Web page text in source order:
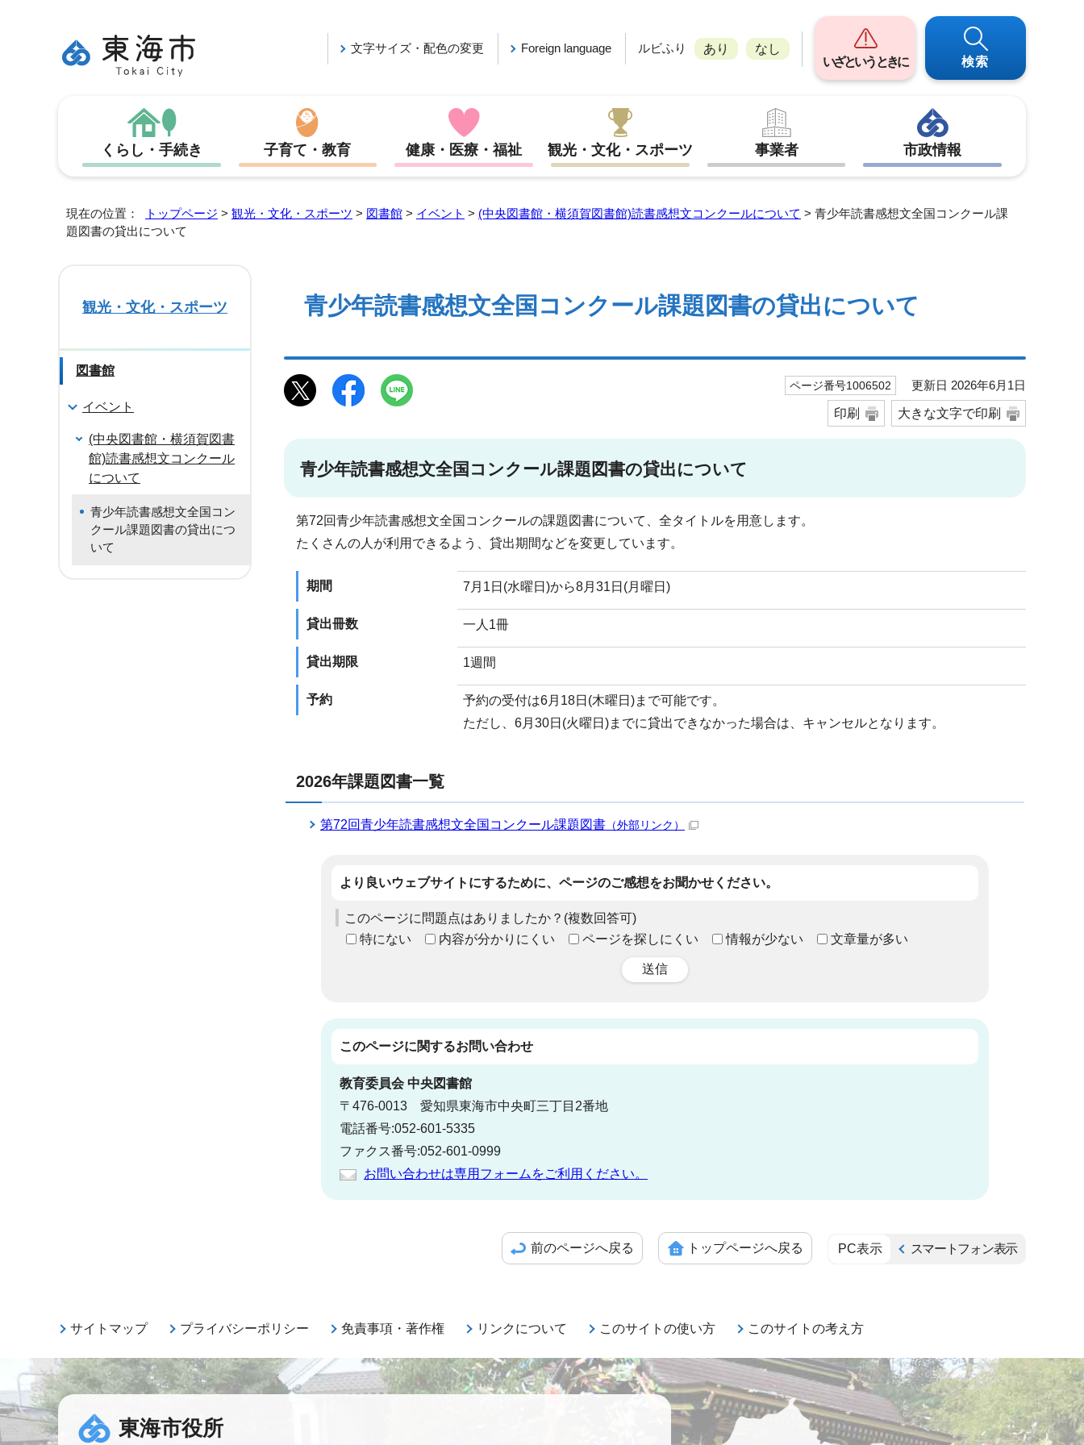
文字サイズ・配色の変更 Foreign language ルビふり あり
なし
いざというときに
検索
くらし・手続き 子育て・教育 健康・医療・福祉 観光・文化・スポーツ 事業者 市政情報
現在の位置： トップページ > 観光・文化・スポーツ > 図書館 > イベント > (中央図書館・横須賀図書館)読書感想文コンクールについて > 青少年読書感想文全国コンクール課
題図書の貸出について
青少年読書感想文全国コンクール課題図書の貸出について
ページ番号1006502 更新日 2026年6月1日
印刷 大きな文字で印刷
青少年読書感想文全国コンクール課題図書の貸出について
第72回青少年読書感想文全国コンクールの課題図書について、全タイトルを用意します。
たくさんの人が利用できるよう、貸出期間などを変更しています。
期間 7月1日(水曜日)から8月31日(月曜日)
貸出冊数 一人1冊
貸出期限 1週間
予約
予約の受付は6月18日(木曜日)まで可能です。
ただし、6月30日(火曜日)までに貸出できなかった場合は、キャンセルとなります。
2026年課題図書一覧
第72回青少年読書感想文全国コンクール課題図書 （外部リンク）
より良いウェブサイトにするために、ページのご感想をお聞かせください。
このページに問題点はありましたか？(複数回答可)
特にない
内容が分かりにくい ページを探しにくい 情報が少ない 文章量が多い
送信
このページに関するお問い合わせ
教育委員会 中央図書館
〒476-0013 愛知県東海市中央町三丁目2番地
電話番号:052-601-5335
ファクス番号:052-601-0999
お問い合わせは専用フォームをご利用ください。
観光・文化・スポーツ
図書館
イベント
(中央図書館・横須賀図書
館)読書感想文コンクール
について
青少年読書感想文全国コン
クール課題図書の貸出につ
いて
前のページへ戻る トップページへ戻る PC表示 スマートフォン表示
サイトマップ プライバシーポリシー 免責事項・著作権 リンクについて このサイトの使い方 このサイトの考え方
東海市役所